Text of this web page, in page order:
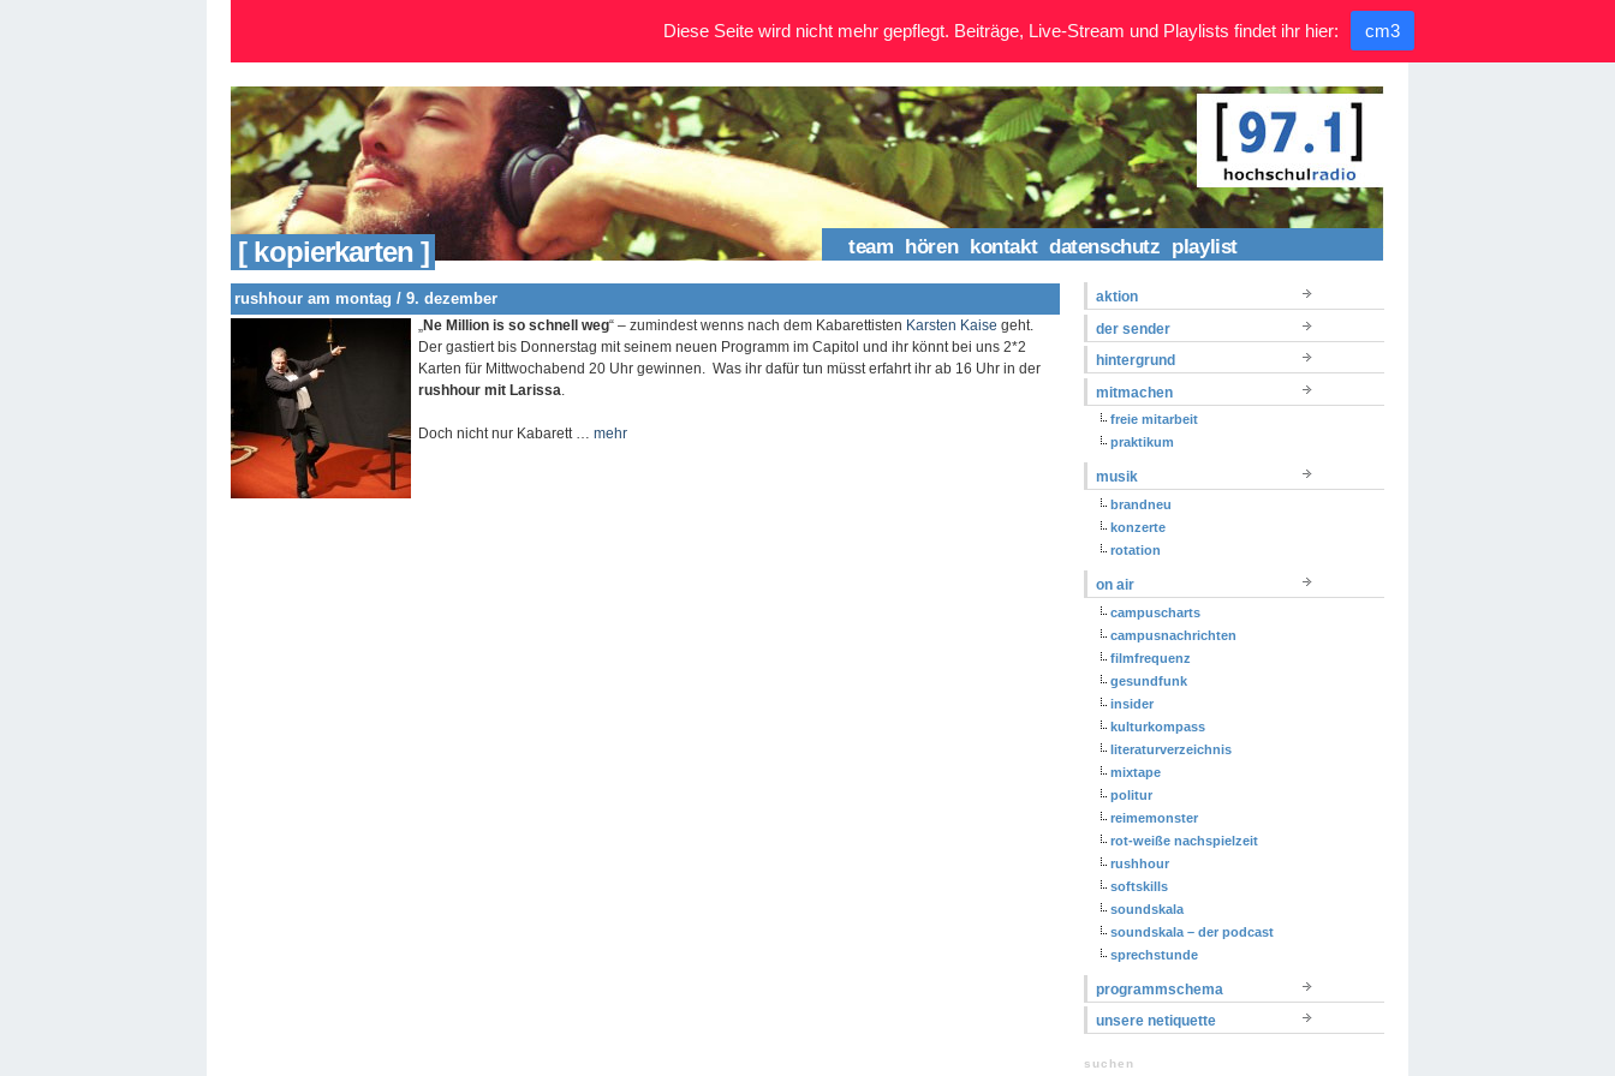
[ kopierkarten ] team hören kontakt datenschutz playlist
rushhour am montag / 9. dezember
Ne Million is so schnell weg“ – zumindest wenns nach dem Kabarettisten Karsten Kaise geht.
Der gastiert bis Donnerstag mit seinem neuen Programm im Capitol und ihr könnt bei uns 2*2
Karten für Mittwochabend 20 Uhr gewinnen. Was ihr dafür tun müsst erfahrt ihr ab 16 Uhr in der
rushhour mit Larissa
Doch nicht nur Kabarett … mehr
aktion
der sender
hintergrund
mitmachen
freie mitarbeit
praktikum
musik
brandneu
konzerte
rotation
on air
campuscharts
campusnachrichten
filmfrequenz
gesundfunk
insider
kulturkompass
literaturverzeichnis
mixtape
politur
reimemonster
rot-weiße nachspielzeit
rushhour
softskills
soundskala
soundskala – der podcast
sprechstunde
programmschema
unsere netiquette
suchen
Diese Seite wird nicht mehr gepflegt. Beiträge, Live-Stream und Playlists findet ihr hier: cm3